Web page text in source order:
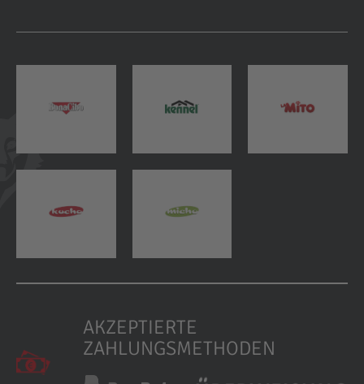
AKZEPTIERTE
ZAHLUNGSMETHODEN